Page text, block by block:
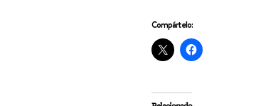
Compártelo: